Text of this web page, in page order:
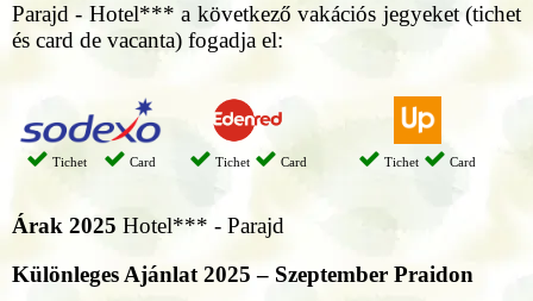
Parajd - Hotel*** a következő vakációs jegyeket (tichet
és card de vacanta) fogadja el:
Tichet Card Tichet Card Tichet Card
Árak 2025 Hotel*** - Parajd
Különleges Ajánlat 2025 – Szeptember Praidon